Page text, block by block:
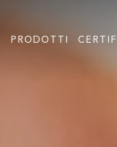
PRODOTTI